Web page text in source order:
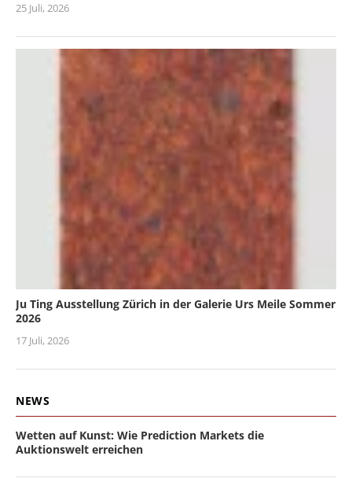
25 Juli, 2026
Ju Ting Ausstellung Zürich in der Galerie Urs Meile Sommer
2026
17 Juli, 2026
NEWS
Wetten auf Kunst: Wie Prediction Markets die
Auktionswelt erreichen